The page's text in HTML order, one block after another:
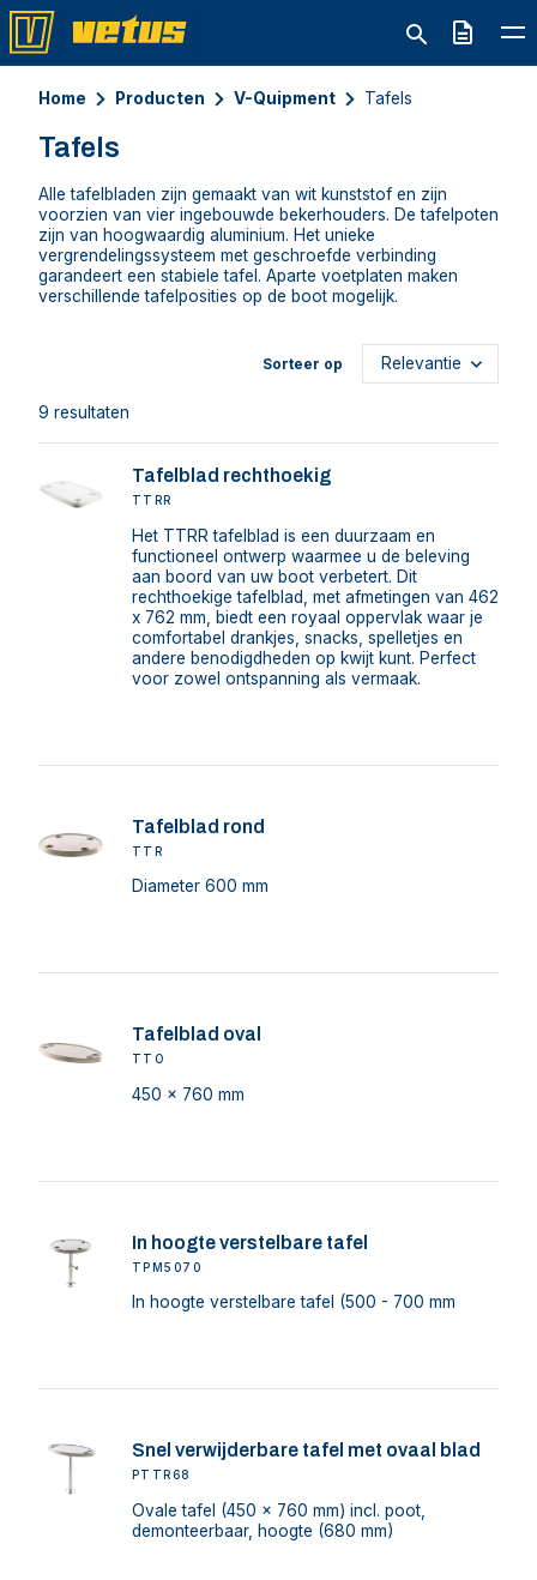
Offerte
Home Producten V-Quipment Tafels
Tafels
Alle tafelbladen zijn gemaakt van wit kunststof en zijn
voorzien van vier ingebouwde bekerhouders. De tafelpoten
zijn van hoogwaardig aluminium. Het unieke
vergrendelingssysteem met geschroefde verbinding
garandeert een stabiele tafel. Aparte voetplaten maken
verschillende tafelposities op de boot mogelijk.
9 resultaten
Sorteer op
Tafelblad rechthoekig
TTRR
Het TTRR tafelblad is een duurzaam en
functioneel ontwerp waarmee u de beleving
aan boord van uw boot verbetert. Dit
rechthoekige tafelblad, met afmetingen van 462
x 762 mm, biedt een royaal oppervlak waar je
comfortabel drankjes, snacks, spelletjes en
andere benodigdheden op kwijt kunt. Perfect
voor zowel ontspanning als vermaak.
Tafelblad rond
TTR
Diameter 600 mm
Tafelblad oval
TTO
450 x 760 mm
In hoogte verstelbare tafel
TPM5070
In hoogte verstelbare tafel (500 - 700 mm
Snel verwijderbare tafel met ovaal blad
PTTR68
Ovale tafel (450 x 760 mm) incl. poot,
demonteerbaar, hoogte (680 mm)